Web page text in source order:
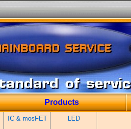
Products
IC & mosFET LED